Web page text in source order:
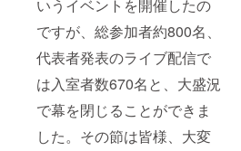
いうイベントを開催したの
ですが、総参加者約800名、
代表者発表のライブ配信で
は入室者数670名と、大盛況
で幕を閉じることができま
した。その節は皆様、大変